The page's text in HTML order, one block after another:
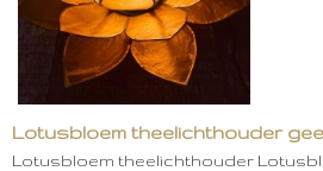
Lotusbloem theelichthouder
Lotusbloem theelichthouder